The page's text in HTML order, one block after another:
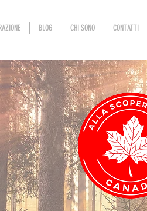
BLOG CHI SONO CONTATTI